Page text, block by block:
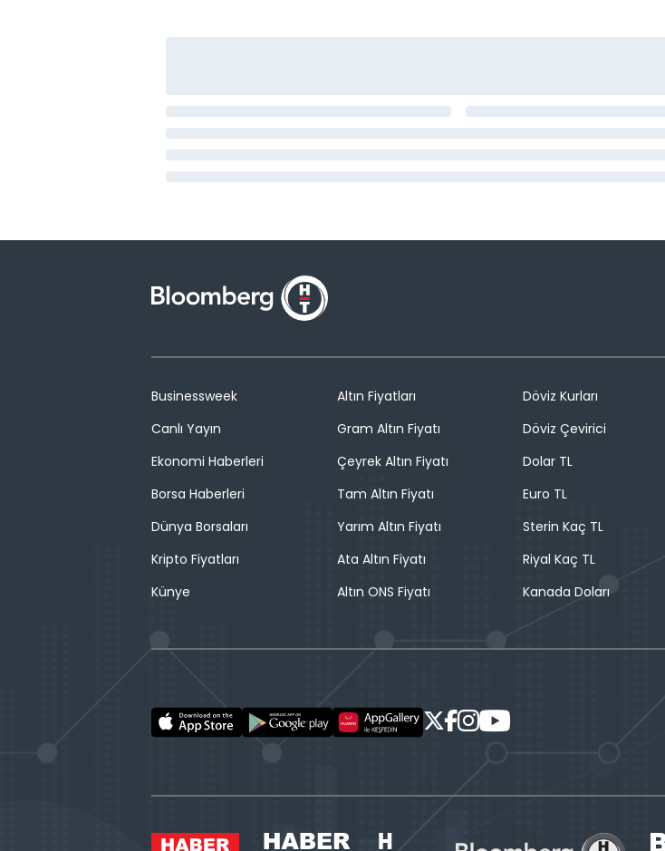
Businessweek
Canlı Yayın
Ekonomi Haberleri
Borsa Haberleri
Dünya Borsaları
Kripto Fiyatları
Künye
Altın Fiyatları
Gram Altın Fiyatı
Çeyrek Altın Fiyatı
Tam Altın Fiyatı
Yarım Altın Fiyatı
Ata Altın Fiyatı
Altın ONS Fiyatı
Döviz Kurları
Döviz Çevirici
Dolar TL
Euro TL
Sterin Kaç TL
Riyal Kaç TL
Kanada Doları